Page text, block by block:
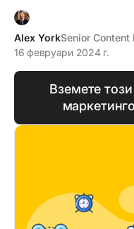
Alex YorkSenior
16 февруари 2024 г.
Вземете